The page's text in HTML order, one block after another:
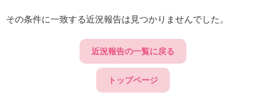
その条件に一致する近況報告は見つかりませんでした。
近況報告の一覧に戻る
トップページ